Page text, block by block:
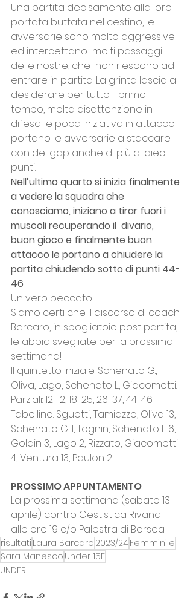
Una partita decisamente alla loro
portata buttata nel cestino, le
avversarie sono molto aggressive
ed intercettano  molti passaggi
delle nostre, che  non riescono ad
entrare in partita. La grinta lascia a
desiderare per tutto il primo
tempo, molta disattenzione in
difesa  e poca iniziativa in attacco
portano le avversarie a staccare
con dei gap anche di più di dieci
punti.
Nell’ultimo quarto si inizia finalmente
a vedere la squadra che
conosciamo, iniziano a tirar fuori i
muscoli recuperando il  divario,
buon gioco e finalmente buon
attacco le portano a chiudere la
partita chiudendo sotto di punti 44-
46.
Un vero peccato!
Siamo certi che il discorso di coach
Barcaro, in spogliatoio post partita,
le abbia svegliate per la prossima
settimana!
Il quintetto iniziale: Schenato G.,
Oliva, Lago, Schenato L., Giacometti.
Parziali: 12-12, 18-25, 26-37, 44-46
Tabellino: Sguotti, Tamiazzo, Oliva 13,
Schenato G. 1, Tognin, Schenato L. 6,
Goldin 3, Lago 2, Rizzato, Giacometti
4, Ventura 13, Paulon 2
PROSSIMO APPUNTAMENTO
La prossima settimana (sabato 13
aprile) contro Cestistica Rivana
alle ore 19 c/o Palestra di Borsea.
risultati Laura Barcaro 2023/24Femminile
Sara Manesco Under 15F
UNDER